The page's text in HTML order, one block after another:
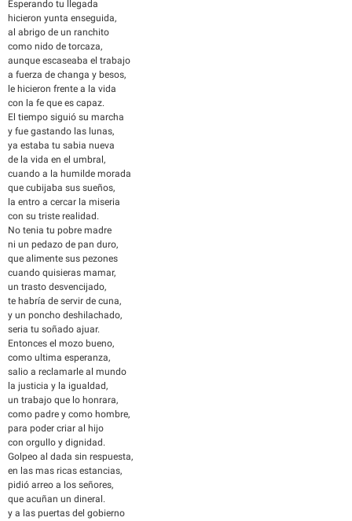
Esperando tu llegada
hicieron yunta enseguida,
al abrigo de un ranchito
como nido de torcaza,
aunque escaseaba el trabajo
a fuerza de changa y besos,
le hicieron frente a la vida
con la fe que es capaz.
El tiempo siguió su marcha
y fue gastando las lunas,
ya estaba tu sabia nueva
de la vida en el umbral,
cuando a la humilde morada
que cubijaba sus sueños,
la entro a cercar la miseria
con su triste realidad.
No tenia tu pobre madre
ni un pedazo de pan duro,
que alimente sus pezones
cuando quisieras mamar,
un trasto desvencijado,
te habría de servir de cuna,
y un poncho deshilachado,
seria tu soñado ajuar.
Entonces el mozo bueno,
como ultima esperanza,
salio a reclamarle al mundo
la justicia y la igualdad,
un trabajo que lo honrara,
como padre y como hombre,
para poder criar al hijo
con orgullo y dignidad.
Golpeo al dada sin respuesta,
en las mas ricas estancias,
pidió arreo a los señores,
que acuñan un dineral.
y a las puertas del gobierno